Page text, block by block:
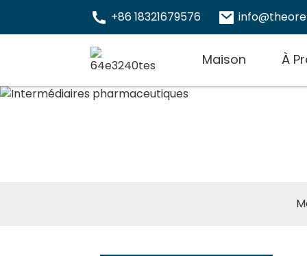
+86 18321679576
Maison À